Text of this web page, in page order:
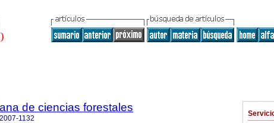
de ciencias forestales
2007-1132